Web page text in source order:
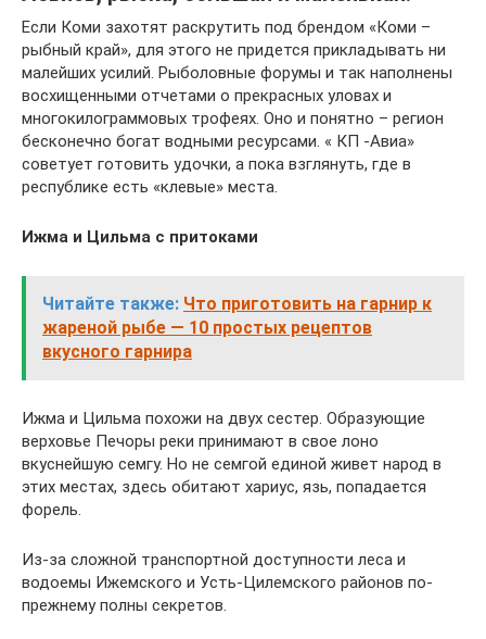
Если Коми захотят раскрутить под брендом «Коми –
рыбный край», для этого не придется прикладывать ни
малейших усилий. Рыболовные форумы и так наполнены
восхищенными отчетами о прекрасных уловах и
многокилограммовых трофеях. Оно и понятно – регион
бесконечно богат водными ресурсами. « КП -Авиа»
советует готовить удочки, а пока взглянуть, где в
республике есть «клевые» места.
Ижма и Цильма с притоками
Читайте также: Что приготовить на гарнир к
жареной рыбе — 10 простых рецептов
вкусного гарнира
Ижма и Цильма похожи на двух сестер. Образующие
верховье Печоры реки принимают в свое лоно
вкуснейшую семгу. Но не семгой единой живет народ в
этих местах, здесь обитают хариус, язь, попадается
форель.
Из-за сложной транспортной доступности леса и
водоемы Ижемского и Усть-Цилемского районов по-
прежнему полны секретов.